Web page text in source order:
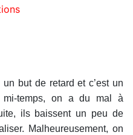
but de retard et c’est un
temps, on a du mal à
ils baissent un peu de
Malheureusement, on